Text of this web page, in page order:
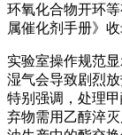
环氧化合物开环
属催化剂手册》收
实验室操作规范
湿气会导致剧烈
特别强调，处理
弃物需用乙醇淬